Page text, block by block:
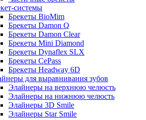
системы
Брекеты BioMim
Брекеты Damon Q
Брекеты Damon Clear
Брекеты Mini Diamond
Брекеты Dynaflex SLX
Брекеты CePass
Брекеты Headway 6D
для выравнивания зубов
Элайнеры на верхнюю челюсть
Элайнеры на нижнюю челюсть
Элайнеры 3D Smile
Элайнеры Star Smile